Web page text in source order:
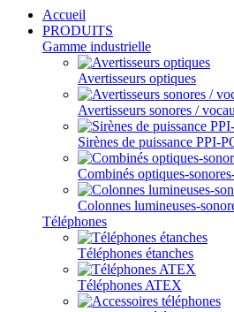
Accueil
PRODUITS
Gamme industrielle
Avertisseurs optiques
Avertisseurs sonores /
Sirènes de puissance PPI-
Combinés optiques-
Colonnes lumineuses-
Téléphones
Téléphones étanches
Téléphones ATEX